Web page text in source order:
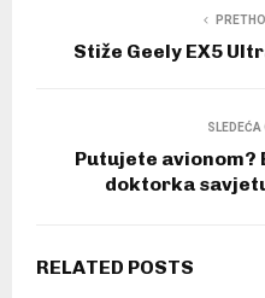
Stiže Geely EX5
Putujete avionom?
doktorka
RELATED POSTS